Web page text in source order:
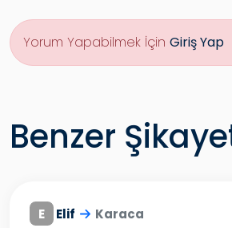
Yorum Yapabilmek İçin Giriş Yap
Benzer
E Elif Karaca